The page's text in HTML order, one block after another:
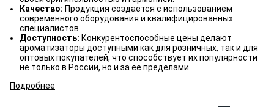
Качество: Продукция создается с использованием
современного оборудования и квалифицированных
специалистов.
Доступность: Конкурентоспособные цены делают
ароматизаторы доступными как для розничных, так и для
оптовых покупателей, что способствует их популярности
не только в России, но и за ее пределами.
Подробнее